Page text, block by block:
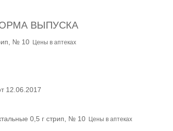
ВЫПУСКА
№ 10 Цены в аптеках
12.06.2017
0,5 г стрип, № 10 Цены в аптеках